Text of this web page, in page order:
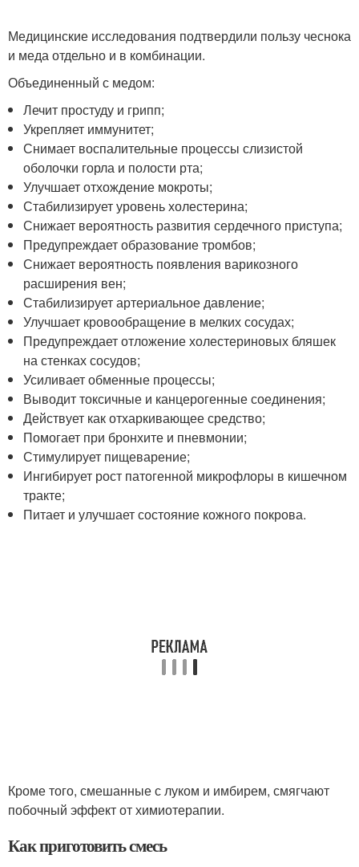
Медицинские исследования подтвердили пользу чеснока
и меда отдельно и в комбинации.
Объединенный с медом:
Лечит простуду и грипп;
Укрепляет иммунитет;
Снимает воспалительные процессы слизистой
оболочки горла и полости рта;
Улучшает отхождение мокроты;
Стабилизирует уровень холестерина;
Снижает вероятность развития сердечного приступа;
Предупреждает образование тромбов;
Снижает вероятность появления варикозного
расширения вен;
Стабилизирует артериальное давление;
Улучшает кровообращение в мелких сосудах;
Предупреждает отложение холестериновых бляшек
на стенках сосудов;
Усиливает обменные процессы;
Выводит токсичные и канцерогенные соединения;
Действует как отхаркивающее средство;
Помогает при бронхите и пневмонии;
Стимулирует пищеварение;
Ингибирует рост патогенной микрофлоры в кишечном
тракте;
Питает и улучшает состояние кожного покрова.
Кроме того, смешанные с луком и имбирем, смягчают
побочный эффект от химиотерапии.
Как приготовить смесь